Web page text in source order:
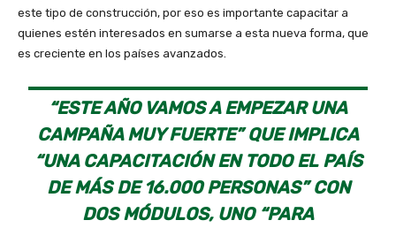
este tipo de construcción, por eso es importante capacitar a
quienes estén interesados en sumarse a esta nueva forma, que
es creciente en los países avanzados.
“ESTE AÑO VAMOS A EMPEZAR UNA
CAMPAÑA MUY FUERTE” QUE IMPLICA
“UNA CAPACITACIÓN EN TODO EL PAÍS
DE MÁS DE 16.000 PERSONAS” CON
DOS MÓDULOS, UNO “PARA